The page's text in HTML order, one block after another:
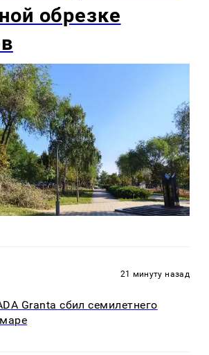
обрезке
21 минуту назад
Granta сбил семилетнего